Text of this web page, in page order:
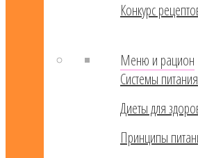
Конкурс
Меню и рацион
Системы питания
Диеты для
Принципы